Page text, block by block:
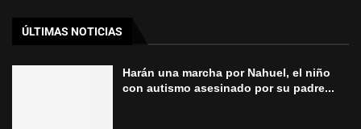
ÚLTIMAS NOTICIAS
Harán una marcha por Nahuel, el niño
con autismo asesinado por su padre...